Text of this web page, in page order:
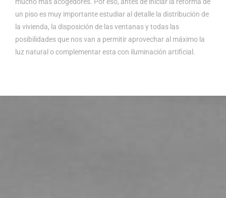
un piso es muy importante estudiar al detalle la distribución de
la vivienda, la disposición de las ventanas y todas las
posibilidades que nos van a permitir aprovechar al máximo la
luz natural o complementar esta con iluminación artificial.